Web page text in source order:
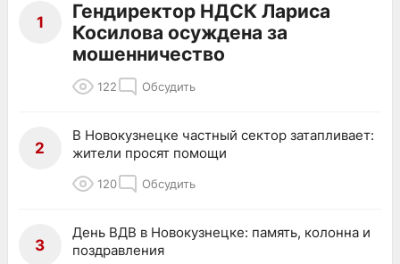
1
Гендиректор НДСК Лариса
Косилова осуждена за
мошенничество
122 Обсудить
2
В Новокузнецке частный сектор затапливает:
жители просят помощи
120 Обсудить
3
День ВДВ в Новокузнецке: память, колонна и
поздравления